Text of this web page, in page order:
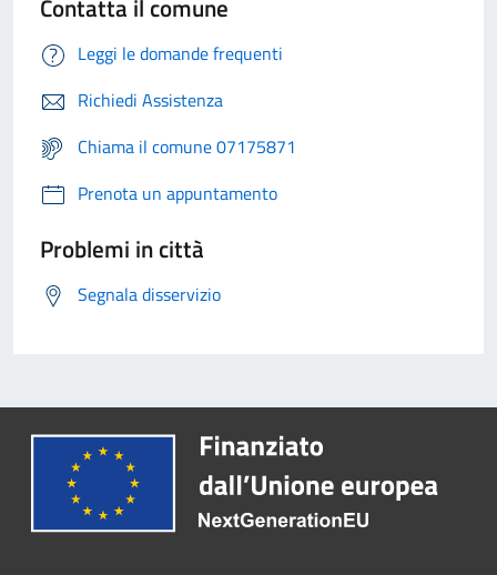
Contatta il comune
Leggi le domande frequenti
Richiedi Assistenza
Chiama il comune 07175871
Prenota un appuntamento
Problemi in città
Segnala disservizio